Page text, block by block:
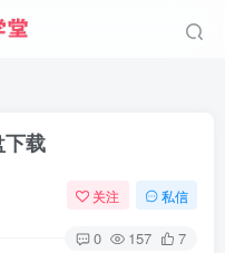
载
关注 私信
0 157 7